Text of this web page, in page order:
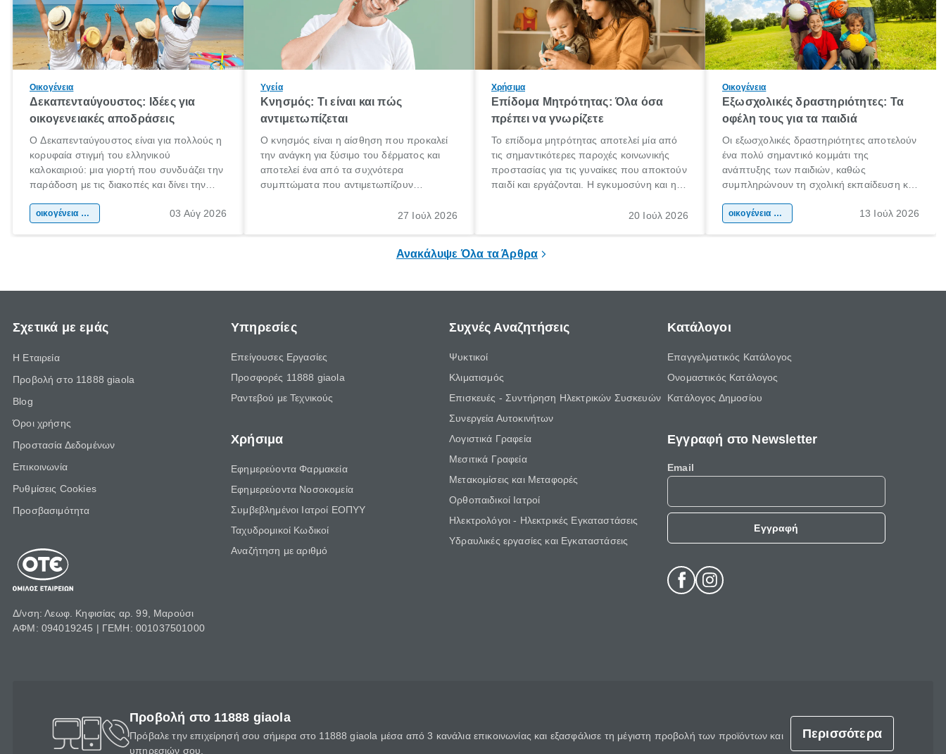
Οικογένεια
Δεκαπενταύγουστος: Ιδέες για
οικογενειακές αποδράσεις
Ο Δεκαπενταύγουστος είναι για πολλούς η
κορυφαία στιγμή του ελληνικού
καλοκαιριού: μια γιορτή που συνδυάζει την
παράδοση με τις διακοπές και δίνει την
χώρας. Είτε πρόκειται για λίγες μέρες
οικογένεια & παιδί 03 Αύγ 2026
Υγεία
Κνησμός: Τι είναι και πώς
αντιμετωπίζεται
Ο κνησμός είναι η αίσθηση που προκαλεί
την ανάγκη για ξύσιμο του δέρματος και
αποτελεί ένα από τα συχνότερα
συμπτώματα που αντιμετωπίζουν
πληροφορίες για το «κνησμός τι είναι»,
27 Ιούλ 2026
Χρήσιμα
Επίδομα Μητρότητας: Όλα όσα
πρέπει να γνωρίζετε
Το επίδομα μητρότητας αποτελεί μία από
τις σημαντικότερες παροχές κοινωνικής
προστασίας για τις γυναίκες που αποκτούν
παιδί και εργάζονται. Η εγκυμοσύνη και η
σημαντική περίοδος στη ζωή κάθε20 Ιούλ 2026
Οικογένεια
Εξωσχολικές δραστηριότητες: Τα
οφέλη τους για τα παιδιά
Οι εξωσχολικές δραστηριότητες αποτελούν
ένα πολύ σημαντικό κομμάτι της
ανάπτυξης των παιδιών, καθώς
συμπληρώνουν τη σχολική εκπαίδευση και
της προσωπικότητας, της κοινωνικότητας
οικογένεια & παιδί 13 Ιούλ 2026
Ανακάλυψε Όλα τα Άρθρα
Σχετικά με εμάς
Η Εταιρεία
Προβολή στο 11888 giaola
Blog
Όροι χρήσης
Προστασία Δεδομένων
Επικοινωνία
Ρυθμίσεις Cookies
Προσβασιμότητα
Δ/νση: Λεωφ. Κηφισίας αρ. 99, Μαρούσι
ΑΦΜ: 094019245 | ΓΕΜΗ: 001037501000
Υπηρεσίες
Επείγουσες Εργασίες
Προσφορές 11888 giaola
Ραντεβού με Τεχνικούς
Χρήσιμα
Εφημερεύοντα Φαρμακεία
Εφημερεύοντα Νοσοκομεία
Συμβεβλημένοι Ιατροί ΕΟΠΥΥ
Ταχυδρομικοί Κωδικοί
Αναζήτηση με αριθμό
Συχνές Αναζητήσεις
Ψυκτικοί
Κλιματισμός
Επισκευές - Συντήρηση Ηλεκτρικών Συσκευών
Συνεργεία Αυτοκινήτων
Λογιστικά Γραφεία
Μεσιτικά Γραφεία
Μετακομίσεις και Μεταφορές
Ορθοπαιδικοί Ιατροί
Ηλεκτρολόγοι - Ηλεκτρικές Εγκαταστάσεις
Υδραυλικές εργασίες και Εγκαταστάσεις
Κατάλογοι
Επαγγελματικός Κατάλογος
Ονομαστικός Κατάλογος
Κατάλογος Δημοσίου
Εγγραφή στο Newsletter
Email
Εγγραφή
Προβολή στο 11888 giaola
Πρόβαλε την επιχείρησή σου σήμερα στο 11888 giaola μέσα από 3 κανάλια επικοινωνίας και εξασφάλισε τη μέγιστη προβολή των προϊόντων και
υπηρεσιών σου.
Περισσότερα